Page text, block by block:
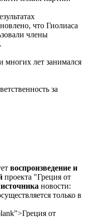
что Гиолиаса
члены
лет занимался
за
воспроизведение и
проекта "Греция от
новости:
только в
от